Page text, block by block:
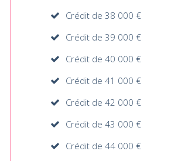
Crédit de 38 000 €
Crédit de 39 000 €
Crédit de 40 000 €
Crédit de 41 000 €
Crédit de 42 000 €
Crédit de 43 000 €
Crédit de 44 000 €